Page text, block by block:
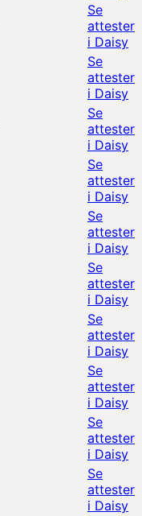
Se
attester
i Daisy
Se
attester
i Daisy
Se
attester
i Daisy
Se
attester
i Daisy
Se
attester
i Daisy
Se
attester
i Daisy
Se
attester
i Daisy
Se
attester
i Daisy
Se
attester
i Daisy
Se
attester
i Daisy